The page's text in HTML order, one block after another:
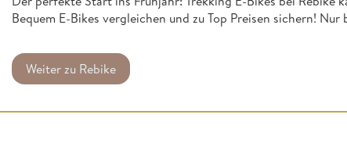
Bequem E-Bikes vergleichen und zu Top Preisen sichern! Nur
Weiter zu Rebike